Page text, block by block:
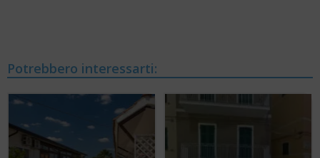
Potrebbero interessarti: